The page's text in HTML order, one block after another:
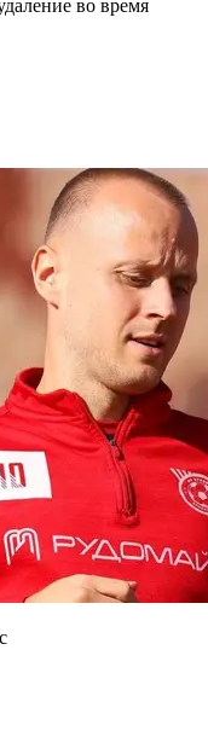
во время